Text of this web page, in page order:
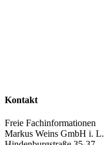
Kontakt
Freie Fachinformationen
Markus Weins GmbH i. L.